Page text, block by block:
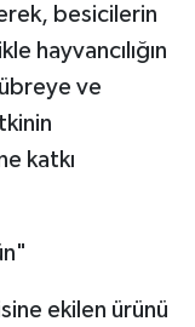
besicilerin
hayvancılığın
ve
katkı
ekilen ürünü